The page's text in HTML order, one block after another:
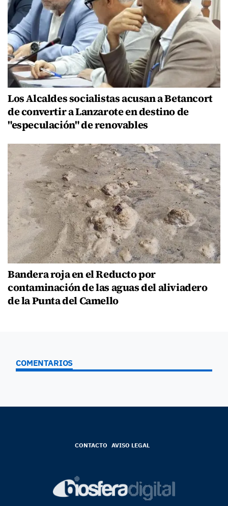
Los Alcaldes socialistas acusan a Betancort
de convertir a Lanzarote en destino de
"especulación" de renovables
Bandera roja en el Reducto por
contaminación de las aguas del aliviadero
de la Punta del Camello
COMENTARIOS
CONTACTO AVISO LEGAL